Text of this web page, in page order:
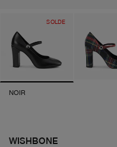
SOLDE
NOIR
WISHBONE